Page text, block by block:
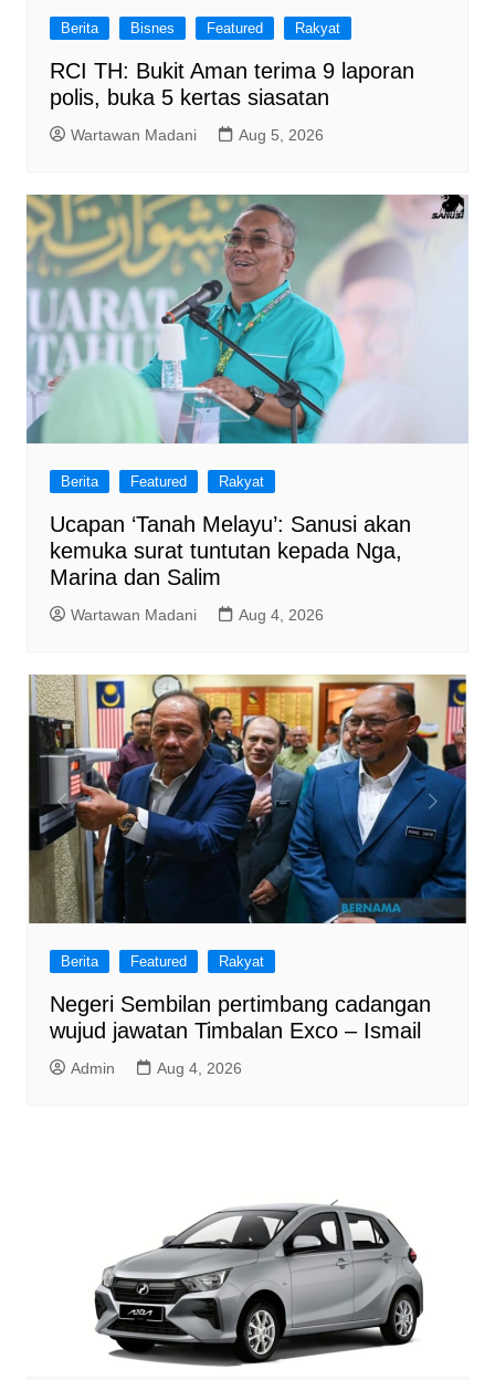
Berita Bisnes Featured Rakyat
RCI TH: Bukit Aman terima 9 laporan
polis, buka 5 kertas siasatan
Wartawan Madani Aug 5, 2026
Berita Featured Rakyat
Ucapan ‘Tanah Melayu’: Sanusi akan
kemuka surat tuntutan kepada Nga,
Marina dan Salim
Wartawan Madani Aug 4, 2026
Berita Featured Rakyat
Negeri Sembilan pertimbang cadangan
wujud jawatan Timbalan Exco – Ismail
Admin Aug 4, 2026